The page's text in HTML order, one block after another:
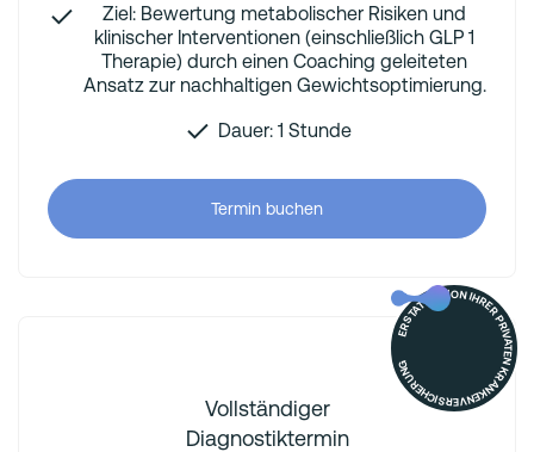
Ziel: Bewertung metabolischer Risiken und
klinischer Interventionen (einschließlich GLP 1
Therapie) durch einen Coaching geleiteten
Ansatz zur nachhaltigen Gewichtsoptimierung.
Dauer: 1 Stunde
Termin buchen
Vollständiger
Diagnostiktermin
ERSTATTET VON IHRER PRIVATEN KRANKENVERSICHERUNG